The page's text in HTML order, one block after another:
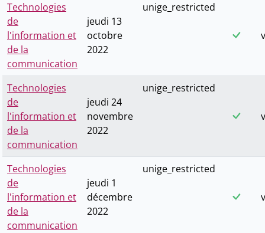
Technologies
de
l'information et
de la
communication
jeudi 13
octobre
2022
unige_restricted
Technologies
de
l'information et
de la
communication
jeudi 24
novembre
2022
unige_restricted
Technologies
de
l'information et
de la
communication
jeudi 1
décembre
2022
unige_restricted